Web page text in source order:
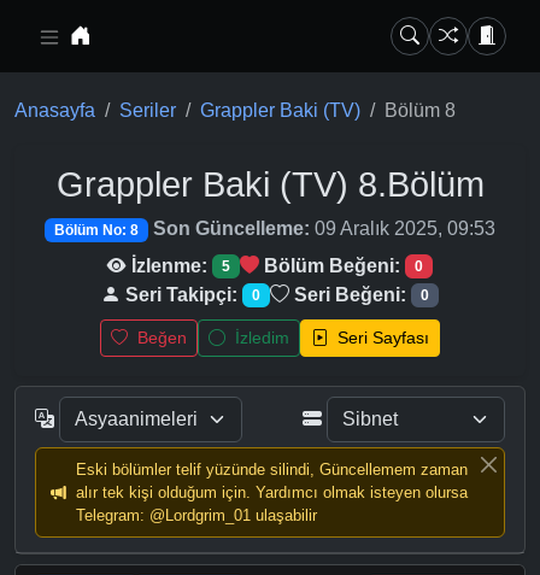
Anasayfa Seriler Grappler Baki (TV) Bölüm 8
Grappler Baki (TV) 8.Bölüm
Bölüm No: 8 Son Güncelleme: 09 Aralık 2025, 09:53
İzlenme:
5 Bölüm Beğeni: 0
Seri Takipçi: 0 Seri Beğeni: 0
Beğen İzledim Seri Sayfası
Eski bölümler telif yüzünde silindi, Güncellemem zaman
alır tek kişi olduğum için. Yardımcı olmak isteyen olursa
Telegram: @Lordgrim_01 ulaşabilir